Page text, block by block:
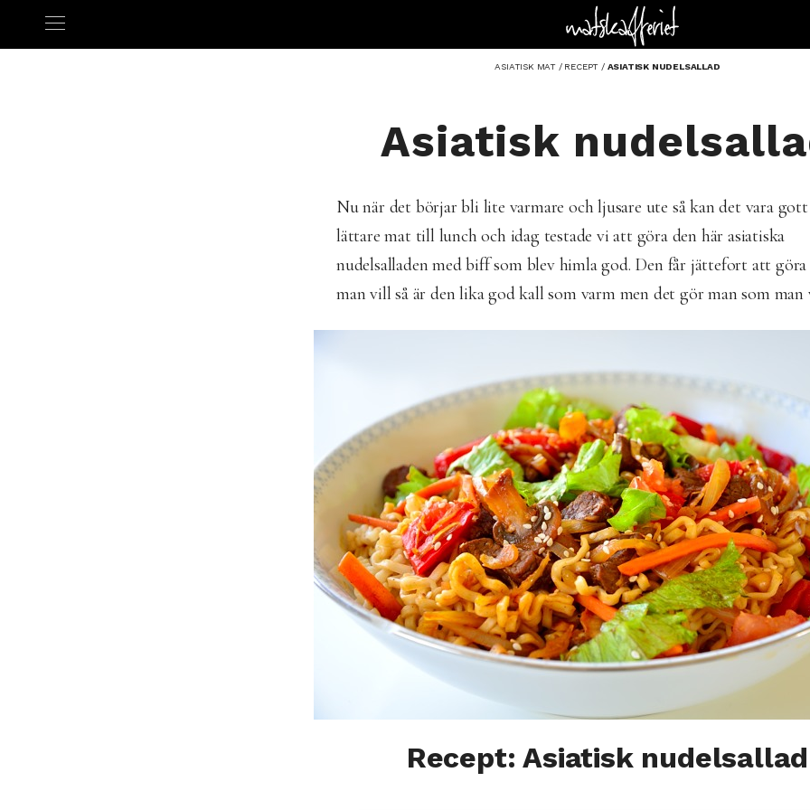
ASIATISK MAT/ RECEPT / ASIATISK NUDELSALLAD
Asiatisk
Nu när det börjar bli lite varmare och ljusare ute så kan det vara
lättare mat till lunch och idag testade vi att göra den här asiatiska
nudelsalladen med biff som blev himla god. Den får jättefort att
man vill så är den lika god kall som varm men det gör man som man
Recept: Asiatisk nudelsallad